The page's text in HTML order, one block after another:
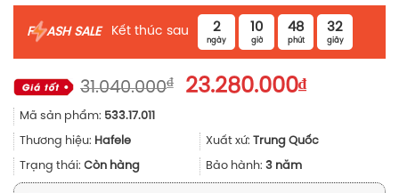
F ASH SALE Kết thúc sau 2
ngày
10
giờ
48
phút
32
giây
31.040.000₫
Giá
31.040.000₫.
23.280.000₫Giá
là:
Mã sản phẩm: 533.17.011
Thương hiệu: Hafele Xuất xứ: Trung Quốc
Trạng thái: Còn hàng Bảo hành: 3 năm